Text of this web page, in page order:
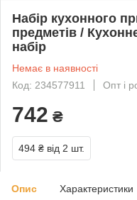
Набір кухонного
предметів /
набір
Немає в наявності
Код: 234577911
Опт і
742 ₴
494 ₴ від 2 шт.
Опис Характеристики